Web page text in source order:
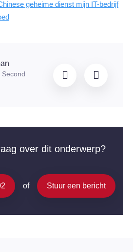
geheime dienst mijn IT-bedrijf
Second
over dit onderwerp?
of Stuur een bericht